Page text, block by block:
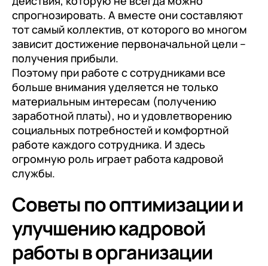
спрогнозировать. А вместе они составляют
тот самый коллектив, от которого во многом
зависит достижение первоначальной цели –
получения прибыли.
Поэтому при работе с сотрудниками все
больше внимания уделяется не только
материальным интересам (получению
заработной платы), но и удовлетворению
социальных потребностей и комфортной
работе каждого сотрудника. И здесь
огромную роль играет работа кадровой
службы.
Советы по оптимизации и
улучшению кадровой
работы в организации